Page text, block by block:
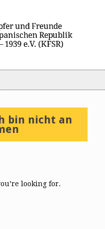
bin nicht an
looking for.